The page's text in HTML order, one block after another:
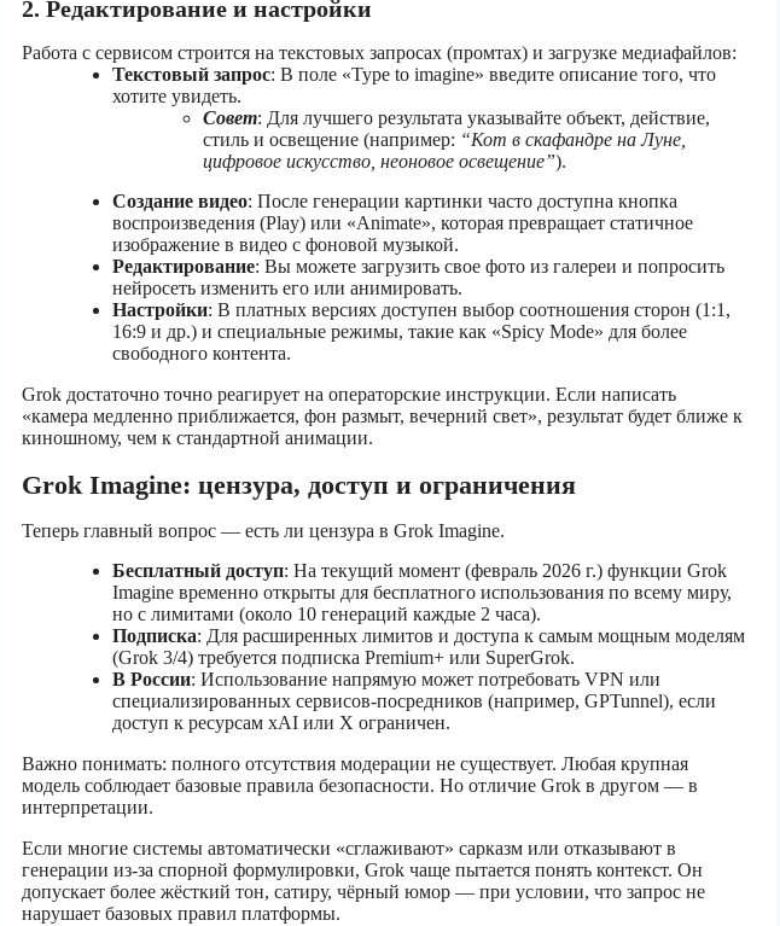
2. Редактирование и настройки
Работа с сервисом строится на текстовых запросах (промтах) и загрузке медиафайлов:
Текстовый запрос: В поле «Type to imagine» введите описание того, что
хотите увидеть.
Совет: Для лучшего результата указывайте объект, действие,
стиль и освещение (например: “Кот в скафандре на Луне,
цифровое искусство, неоновое освещение”).
Создание видео: После генерации картинки часто доступна кнопка
воспроизведения (Play) или «Animate», которая превращает статичное
изображение в видео с фоновой музыкой.
Редактирование: Вы можете загрузить свое фото из галереи и попросить
нейросеть изменить его или анимировать.
Настройки: В платных версиях доступен выбор соотношения сторон (1:1,
16:9 и др.) и специальные режимы, такие как «Spicy Mode» для более
свободного контента.
Grok достаточно точно реагирует на операторские инструкции. Если написать
«камера медленно приближается, фон размыт, вечерний свет», результат будет ближе к
киношному, чем к стандартной анимации.
Grok Imagine: цензура, доступ и ограничения
Теперь главный вопрос — есть ли цензура в Grok Imagine.
Бесплатный доступ: На текущий момент (февраль 2026 г.) функции Grok
Imagine временно открыты для бесплатного использования по всему миру,
но с лимитами (около 10 генераций каждые 2 часа).
Подписка: Для расширенных лимитов и доступа к самым мощным моделям
(Grok 3/4) требуется подписка Premium+ или SuperGrok.
В России: Использование напрямую может потребовать VPN или
специализированных сервисов-посредников (например, GPTunnel), если
доступ к ресурсам xAI или X ограничен.
Важно понимать: полного отсутствия модерации не существует. Любая крупная
модель соблюдает базовые правила безопасности. Но отличие Grok в другом — в
интерпретации.
Если многие системы автоматически «сглаживают» сарказм или отказывают в
генерации из-за спорной формулировки, Grok чаще пытается понять контекст. Он
допускает более жёсткий тон, сатиру, чёрный юмор — при условии, что запрос не
нарушает базовых правил платформы.